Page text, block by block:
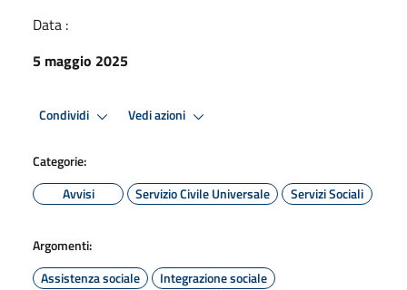
Data :
5 maggio 2025
Condividi Vedi azioni
Categorie:
Avvisi
Servizio Civile Universale Servizi Sociali
Argomenti:
Assistenza sociale
Integrazione sociale